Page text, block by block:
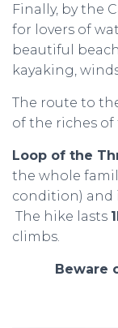
Finally, by the
for lovers of
beautiful
kayaking,
The route to
of the riches of
Loop of the
the whole
condition) and
The hike lasts
climbs.
Beware